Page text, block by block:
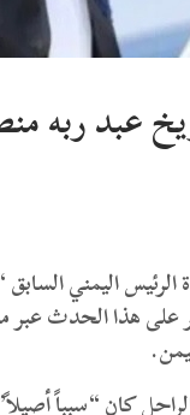
عبد
اليمني
هذا الحدث عبر